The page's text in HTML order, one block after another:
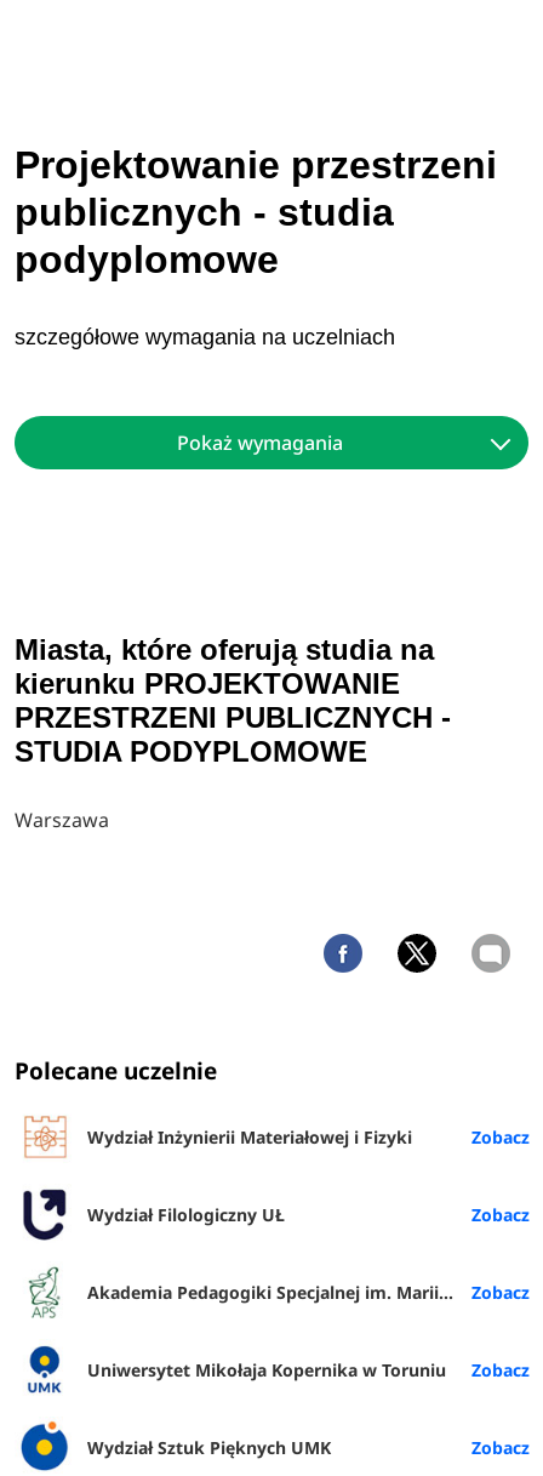
Projektowanie przestrzeni
publicznych - studia
podyplomowe
szczegółowe wymagania na uczelniach
Pokaż wymagania
Miasta, które oferują studia na
kierunku PROJEKTOWANIE
PRZESTRZENI PUBLICZNYCH -
STUDIA PODYPLOMOWE
Warszawa
Polecane uczelnie
Wydział Inżynierii Materiałowej i Fizyki
Wydział Filologiczny UŁ
Akademia Pedagogiki Specjalnej im. Marii Grzegorzewskiej w Warszawie
Uniwersytet Mikołaja Kopernika w Toruniu
Wydział Sztuk Pięknych UMK